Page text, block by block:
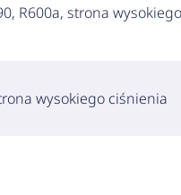
R600a, strona wysokiego
wysokiego ciśnienia